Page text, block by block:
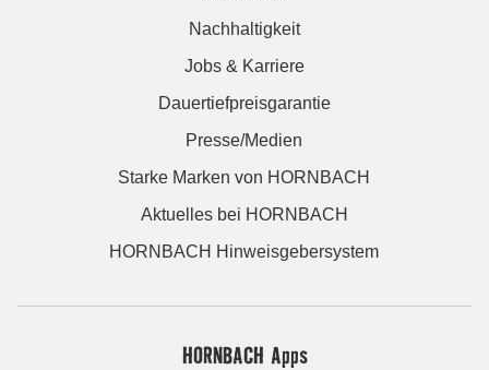
Nachhaltigkeit
Jobs & Karriere
Dauertiefpreisgarantie
Presse/Medien
Starke Marken von HORNBACH
Aktuelles bei HORNBACH
HORNBACH Hinweisgebersystem
HORNBACH Apps